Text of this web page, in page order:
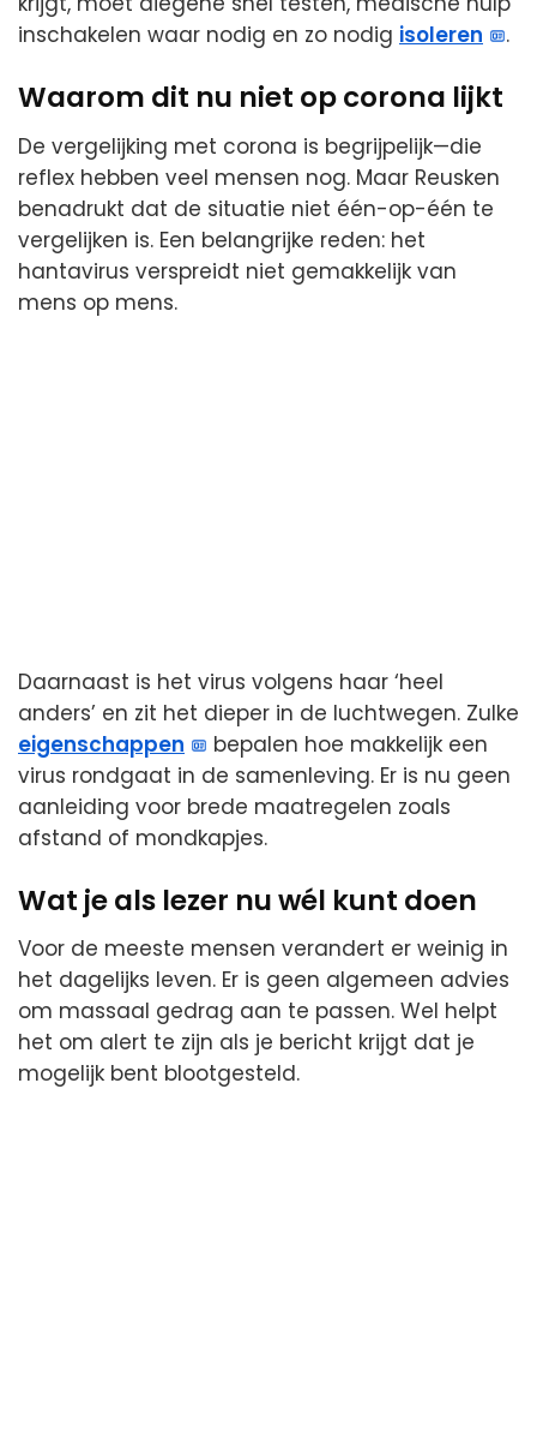
inschakelen waar nodig en zo nodig isoleren .
Waarom dit nu niet op corona lijkt
De vergelijking met corona is begrijpelijk—die
reflex hebben veel mensen nog. Maar Reusken
benadrukt dat de situatie niet één-op-één te
vergelijken is. Een belangrijke reden: het
hantavirus verspreidt niet gemakkelijk van
mens op mens.
Daarnaast is het virus volgens haar ‘heel
anders’ en zit het dieper in de luchtwegen. Zulke
eigenschappen
bepalen hoe makkelijk een
virus rondgaat in de samenleving. Er is nu geen
aanleiding voor brede maatregelen zoals
afstand of mondkapjes.
Wat je als lezer nu wél kunt doen
Voor de meeste mensen verandert er weinig in
het dagelijks leven. Er is geen algemeen advies
om massaal gedrag aan te passen. Wel helpt
het om alert te zijn als je bericht krijgt dat je
mogelijk bent blootgesteld.